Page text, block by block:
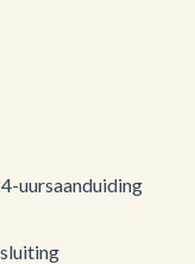
uursaanduiding